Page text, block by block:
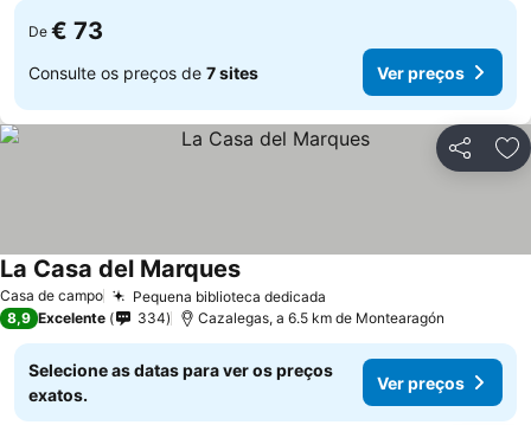
De € 73
Consulte os preços de 7 sites Ver preços
Partilhar
Casa de campo Pequena biblioteca dedicada
La Casa del Marques
8,9 Excelente 334 Cazalegas, a 6.5 km de Montearagón
Selecione as datas para ver os preços
exatos.
Ver preços